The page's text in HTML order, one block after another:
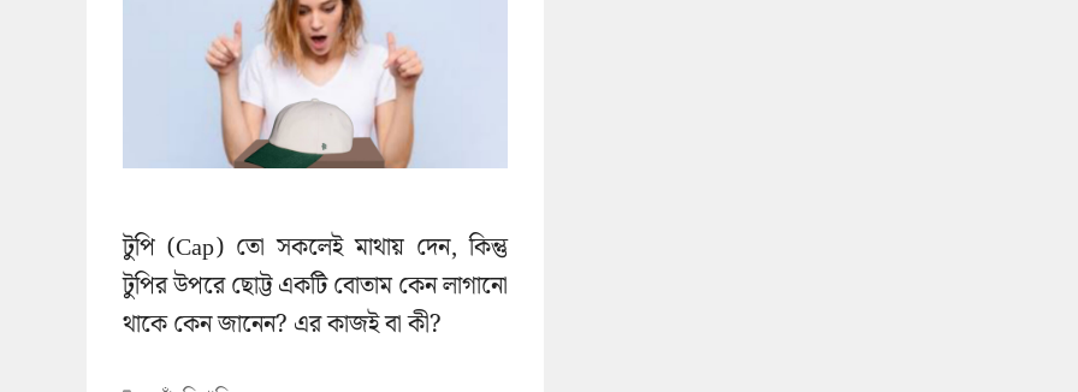
টুপি (Cap) তো সকলেই মাথায় দেন, কিন্তু
টুপির উপরে ছোট্ট একটি বোতাম কেন লাগানো
থাকে কেন জানেন? এর কাজই বা কী?